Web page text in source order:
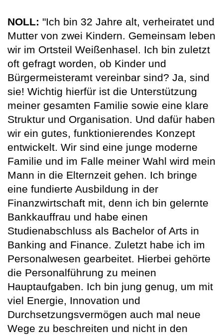
NOLL: "Ich bin 32 Jahre alt, verheiratet und
Mutter von zwei Kindern. Gemeinsam leben
wir im Ortsteil Weißenhasel. Ich bin zuletzt
oft gefragt worden, ob Kinder und
Bürgermeisteramt vereinbar sind? Ja, sind
sie! Wichtig hierfür ist die Unterstützung
meiner gesamten Familie sowie eine klare
Struktur und Organisation. Und dafür haben
wir ein gutes, funktionierendes Konzept
entwickelt. Wir sind eine junge moderne
Familie und im Falle meiner Wahl wird mein
Mann in die Elternzeit gehen. Ich bringe
eine fundierte Ausbildung in der
Finanzwirtschaft mit, denn ich bin gelernte
Bankkauffrau und habe einen
Studienabschluss als Bachelor of Arts in
Banking and Finance. Zuletzt habe ich im
Personalwesen gearbeitet. Hierbei gehörte
die Personalführung zu meinen
Hauptaufgaben. Ich bin jung genug, um mit
viel Energie, Innovation und
Durchsetzungsvermögen auch mal neue
Wege zu beschreiten und nicht in den